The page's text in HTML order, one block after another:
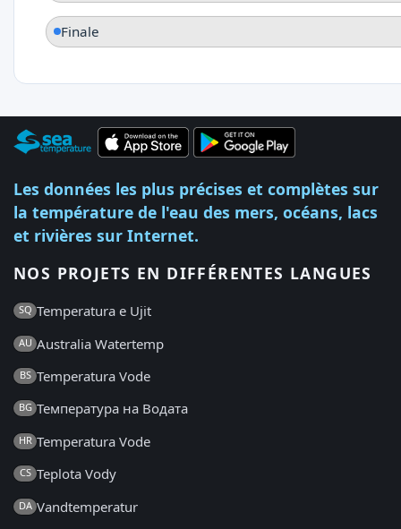
Finale
Les données les plus précises et complètes sur
la température de l'eau des mers, océans, lacs
et rivières sur Internet.
NOS PROJETS EN DIFFÉRENTES LANGUES
SQ Temperatura e Ujit
AU Australia Watertemp
BS Temperatura Vode
BG Температура на Водата
HR Temperatura Vode
CS Teplota Vody
DA Vandtemperatur